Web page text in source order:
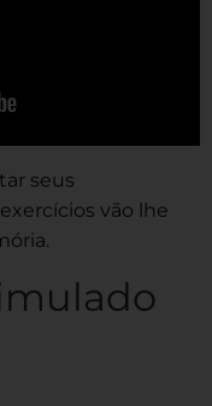
seus
vão lhe